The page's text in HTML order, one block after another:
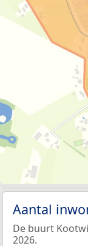
Aantal
De buurt
2026.